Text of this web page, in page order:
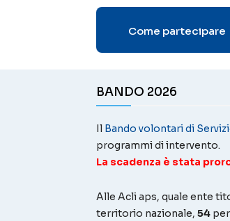
Come partecipare
BANDO 2026
Il Bando volontari di
programmi di intervento.
La scadenza è stata
Alle Acli aps, quale ente
territorio nazionale, 54